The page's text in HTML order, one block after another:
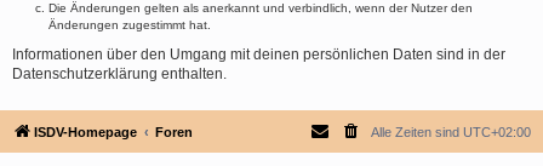
Die Änderungen gelten als anerkannt und verbindlich, wenn der Nutzer den
Änderungen zugestimmt hat.
Informationen über den Umgang mit deinen persönlichen Daten sind in der
Datenschutzerklärung enthalten.
ISDV-Homepage Foren Alle Zeiten sind UTC+02:00